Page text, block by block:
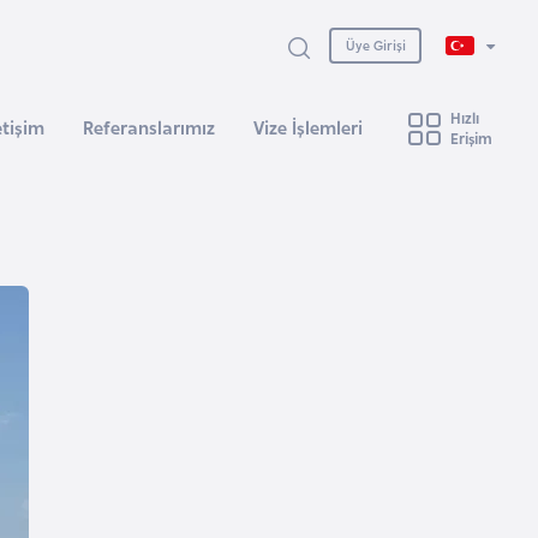
Üye Girişi
Referanslarımız Vize İşlemleri
Hızlı
Erişim